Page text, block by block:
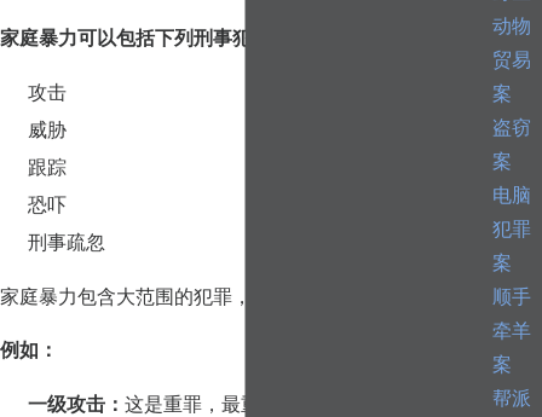
家庭暴力可以包括下列刑事犯罪行为:
攻击
威胁
跟踪
恐吓
刑事疏忽
家庭暴力包含大范围的犯罪，其处罚也很大范围。
例如：
一级攻击：这是重罪，最重处罚可达五至二十五年监
动物
贸易
案
盗窃
案
电脑
犯罪
案
顺手
牵羊
案
帮派